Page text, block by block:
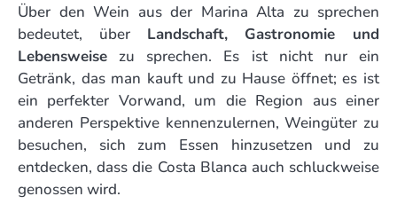
Über den Wein aus der Marina Alta zu sprechen
bedeutet, über Landschaft, Gastronomie und
Lebensweise zu sprechen. Es ist nicht nur ein
Getränk, das man kauft und zu Hause öffnet; es ist
ein perfekter Vorwand, um die Region aus einer
anderen Perspektive kennenzulernen, Weingüter zu
besuchen, sich zum Essen hinzusetzen und zu
entdecken, dass die Costa Blanca auch schluckweise
genossen wird.